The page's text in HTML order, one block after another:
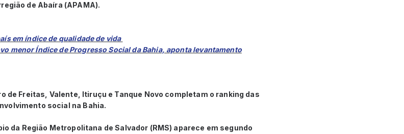
de Abaíra (APAMA).
em índice de qualidade de vida
menor Índice de Progresso Social da Bahia, aponta levantamento
de Freitas, Valente, Itiruçu e Tanque Novo completam o ranking das
social na Bahia.
da Região Metropolitana de Salvador (RMS) aparece em segundo